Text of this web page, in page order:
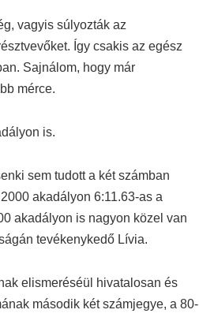
vagyis súlyozták az
Így csakis az egész
Sajnálom, hogy már
mérce.
is.
sem tudott a két számban
akadályon 6:11.63-as a
akadályon is nagyon közel van
tevékenykedő Lívia.
elismeréséül hivatalosan és
második két számjegye, a 80-